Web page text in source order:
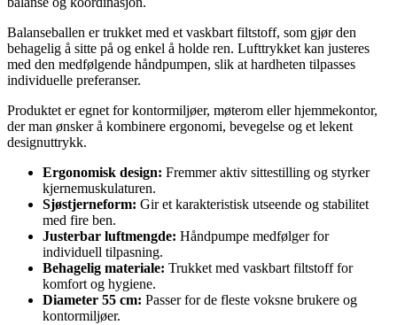
Balanseballen er trukket med et vaskbart filtstoff, som gjør den
behagelig å sitte på og enkel å holde ren. Lufttrykket kan justeres
med den medfølgende håndpumpen, slik at hardheten tilpasses
individuelle preferanser.
Produktet er egnet for kontormiljøer, møterom eller hjemmekontor,
der man ønsker å kombinere ergonomi, bevegelse og et lekent
designuttrykk.
Ergonomisk design: Fremmer aktiv sittestilling og styrker
kjernemuskulaturen.
Sjøstjerneform: Gir et karakteristisk utseende og stabilitet
med fire ben.
Justerbar luftmengde: Håndpumpe medfølger for
individuell tilpasning.
Behagelig materiale: Trukket med vaskbart filtstoff for
komfort og hygiene.
Diameter 55 cm: Passer for de fleste voksne brukere og
kontormiljøer.